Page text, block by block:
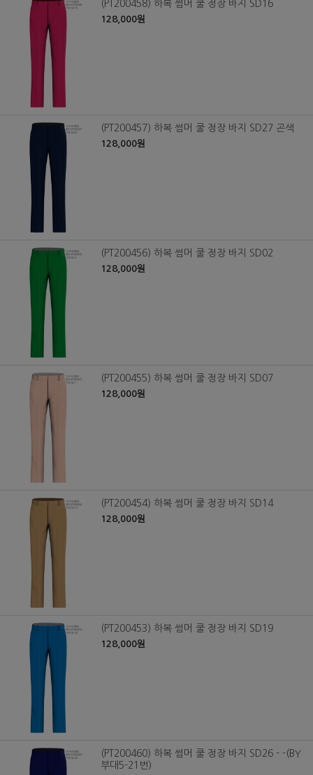
(PT200458) 하복 썸머 쿨 정장 바지 SD16
128,000원
(PT200457) 하복 썸머 쿨 정장 바지 SD27 곤색
128,000원
(PT200456) 하복 썸머 쿨 정장 바지 SD02
128,000원
(PT200455) 하복 썸머 쿨 정장 바지 SD07
128,000원
(PT200454) 하복 썸머 쿨 정장 바지 SD14
128,000원
(PT200453) 하복 썸머 쿨 정장 바지 SD19
128,000원
(PT200460) 하복 썸머 쿨 정장 바지 SD26 - -(BY
부대5-21번)